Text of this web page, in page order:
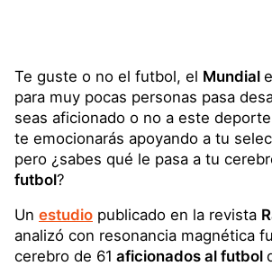
Te guste o no el futbol, el Mundial
para muy pocas personas pasa
seas aficionado o no a este
te emocionarás apoyando a tu
pero ¿sabes qué le pasa a tu
futbol?
Un estudio publicado en la revista
analizó con resonancia magnética
cerebro de 61 aficionados al futbol